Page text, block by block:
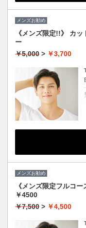
メンズお勧め
《メンズ限定!!》 カ
ー
￥5,000 > ￥3,700
メンズお勧め
《メンズ限定フルコ
￥4500
￥7,500 > ￥4,500